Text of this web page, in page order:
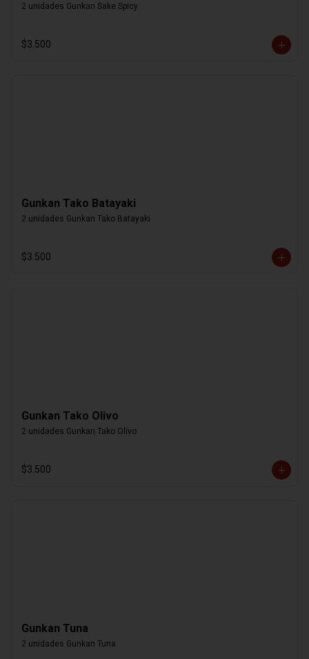
2 unidades Gunkan Sake Spicy
$3.500
Gunkan Tako Batayaki
2 unidades Gunkan Tako Batayaki
$3.500
Gunkan Tako Olivo
2 unidades Gunkan Tako Olivo
$3.500
Gunkan Tuna
2 unidades Gunkan Tuna